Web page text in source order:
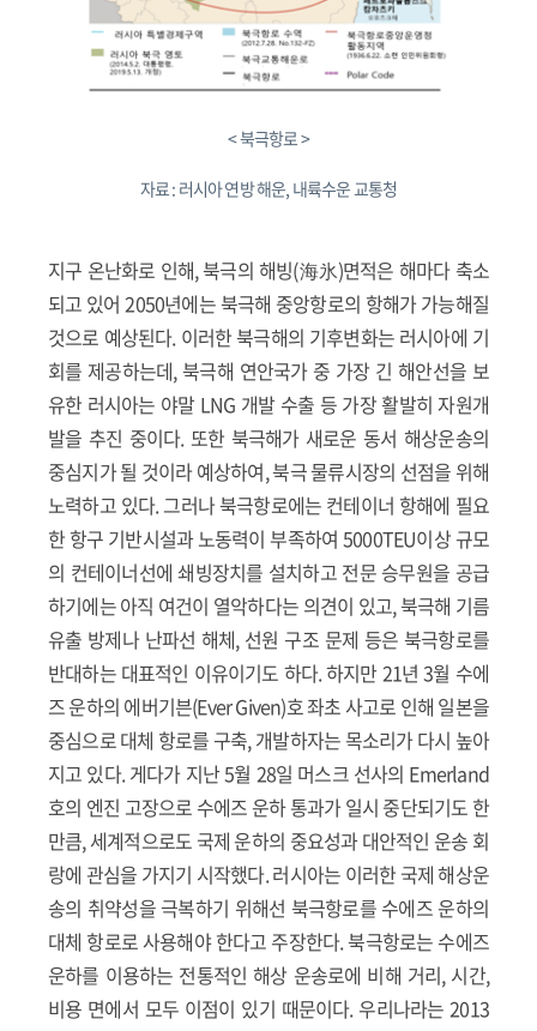
< 북극항로 >
자료 : 러시아 연방 해운, 내륙수운 교통청
지구 온난화로 인해, 북극의 해빙(海氷)면적은 해마다 축소
되고 있어 2050년에는 북극해 중앙항로의 항해가 가능해질
것으로 예상된다. 이러한 북극해의 기후변화는 러시아에 기
회를 제공하는데, 북극해 연안국가 중 가장 긴 해안선을 보
유한 러시아는 야말 LNG 개발 수출 등 가장 활발히 자원개
발을 추진 중이다. 또한 북극해가 새로운 동서 해상운송의
중심지가 될 것이라 예상하여, 북극 물류시장의 선점을 위해
노력하고 있다. 그러나 북극항로에는 컨테이너 항해에 필요
한 항구 기반시설과 노동력이 부족하여 5000TEU이상 규모
의 컨테이너선에 쇄빙장치를 설치하고 전문 승무원을 공급
하기에는 아직 여건이 열악하다는 의견이 있고, 북극해 기름
유출 방제나 난파선 해체, 선원 구조 문제 등은 북극항로를
반대하는 대표적인 이유이기도 하다. 하지만 21년 3월 수에
즈 운하의 에버기븐(Ever Given)호 좌초 사고로 인해 일본을
중심으로 대체 항로를 구축, 개발하자는 목소리가 다시 높아
지고 있다. 게다가 지난 5월 28일 머스크 선사의 Emerland
호의 엔진 고장으로 수에즈 운하 통과가 일시 중단되기도 한
만큼, 세계적으로도 국제 운하의 중요성과 대안적인 운송 회
랑에 관심을 가지기 시작했다. 러시아는 이러한 국제 해상운
송의 취약성을 극복하기 위해선 북극항로를 수에즈 운하의
대체 항로로 사용해야 한다고 주장한다. 북극항로는 수에즈
운하를 이용하는 전통적인 해상 운송로에 비해 거리, 시간,
비용 면에서 모두 이점이 있기 때문이다. 우리나라는 2013